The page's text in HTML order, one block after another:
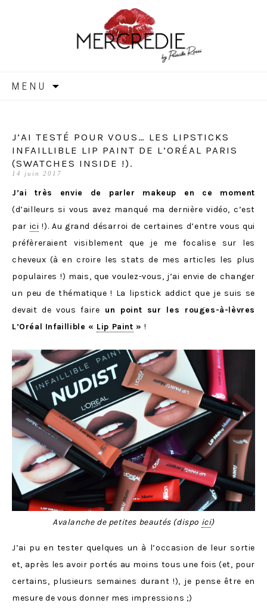
MERCREDIE
MENU
J’AI TESTÉ POUR VOUS… LES LIPSTICKS
INFAILLIBLE LIP PAINT DE L’ORÉAL PARIS
(SWATCHES INSIDE !).
14 juin 2017
J’ai très envie de parler makeup en ce moment
(d’ailleurs si vous avez manqué ma dernière vidéo, c’est
par ici !). Au grand désarroi de certaines d’entre vous qui
préfèreraient visiblement que je me focalise sur les
cheveux (à en croire les stats de mes articles les plus
populaires !) mais, que voulez-vous, j’ai envie de changer
un peu de thématique ! La lipstick addict que je suis se
devait de vous faire un point sur les rouges-à-lèvres
L’Oréal Infaillible « Lip Paint »!
Avalanche de petites beautés (dispo ici)
J’ai pu en tester quelques un à l’occasion de leur sortie
et, après les avoir portés au moins tous une fois (et, pour
certains, plusieurs semaines durant !), je pense être en
mesure de vous donner mes impressions ;)